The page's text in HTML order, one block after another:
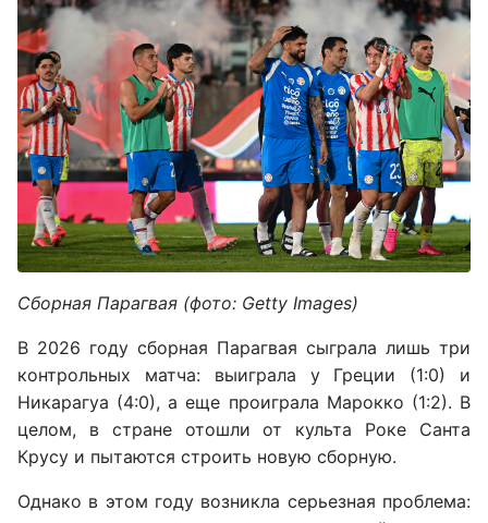
Сборная Парагвая (фото: Getty Images)
В 2026 году сборная Парагвая сыграла лишь три
контрольных матча: выиграла у Греции (1:0) и
Никарагуа (4:0), а еще проиграла Марокко (1:2). В
целом, в стране отошли от культа Роке Санта
Крусу и пытаются строить новую сборную.
Однако в этом году возникла серьезная проблема: